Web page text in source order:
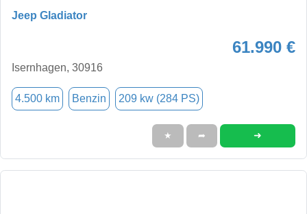
Jeep Gladiator
61.990 €
Isernhagen, 30916
4.500 km Benzin 209 kw (284 PS)
★ ➦ ➜